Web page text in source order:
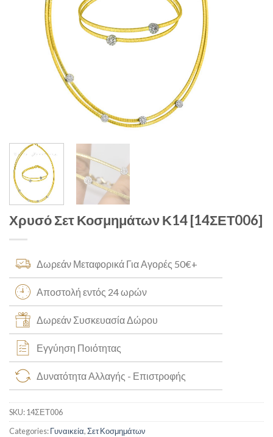
Χρυσό Σετ Κοσμημάτων Κ14 [14ΣΕΤ006]
Δωρεάν Μεταφορικά Για Αγορές 50€+
Αποστολή εντός 24 ωρών
Δωρεάν Συσκευασία Δώρου
Εγγύηση Ποιότητας
Δυνατότητα Αλλαγής - Επιστροφής
SKU:14ΣΕΤ006
Categories:Γυναικεία,Σετ Κοσμημάτων